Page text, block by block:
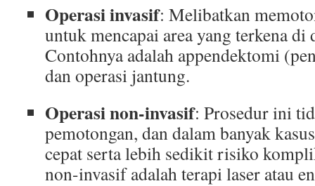
Operasi invasif: Melibatkan
untuk mencapai area yang terkena di
Contohnya adalah appendektomi
dan operasi jantung.
Operasi non-invasif: Prosedur ini
pemotongan, dan dalam banyak
cepat serta lebih sedikit risiko
non-invasif adalah terapi laser atau